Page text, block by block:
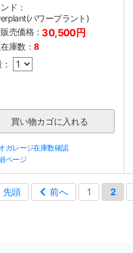
ド：
パワープラント)
売価格： 30,500円
庫数： 8
ガレージ在庫数確認
ページ
先頭 前へ 1 2